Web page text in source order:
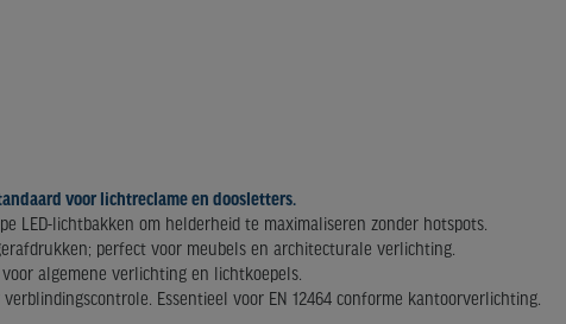
voor lichtreclame en doosletters.
LED-lichtbakken om helderheid te maximaliseren zonder hotspots.
perfect voor meubels en architecturale verlichting.
voor algemene verlichting en lichtkoepels.
verblindingscontrole. Essentieel voor EN 12464 conforme kantoorverlichting.